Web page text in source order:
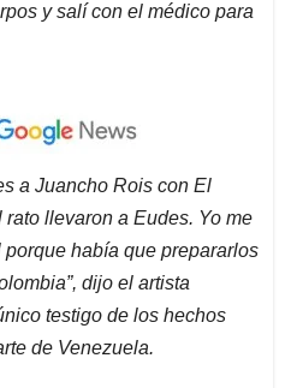
y salí con el médico para
a Juancho Rois con El
llevaron a Eudes. Yo me
había que prepararlos
dijo el artista
testigo de los hechos
de Venezuela.